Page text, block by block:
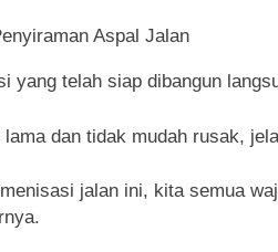
Aspal Jalan
telah siap dibangun
dan tidak mudah rusak,
jalan ini, kita semua